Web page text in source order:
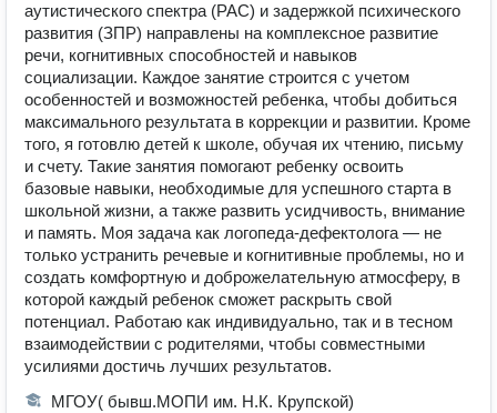
аутистического спектра (РАС) и задержкой психического
развития (ЗПР) направлены на комплексное развитие
речи, когнитивных способностей и навыков
социализации. Каждое занятие строится с учетом
особенностей и возможностей ребенка, чтобы добиться
максимального результата в коррекции и развитии. Кроме
того, я готовлю детей к школе, обучая их чтению, письму
и счету. Такие занятия помогают ребенку освоить
базовые навыки, необходимые для успешного старта в
школьной жизни, а также развить усидчивость, внимание
и память. Моя задача как логопеда-дефектолога — не
только устранить речевые и когнитивные проблемы, но и
создать комфортную и доброжелательную атмосферу, в
которой каждый ребенок сможет раскрыть свой
потенциал. Работаю как индивидуально, так и в тесном
взаимодействии с родителями, чтобы совместными
усилиями достичь лучших результатов.
МГОУ( бывш.МОПИ им. Н.К. Крупской)